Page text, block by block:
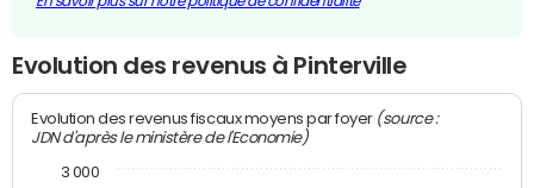
Evolution des revenus à Pinterville
Evolution des revenus fiscaux moyens par foyer (source :
JDN d'après le ministère de l'Economie)
3 000